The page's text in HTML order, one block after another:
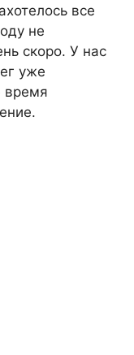
все
не
скоро. У нас
уже
время